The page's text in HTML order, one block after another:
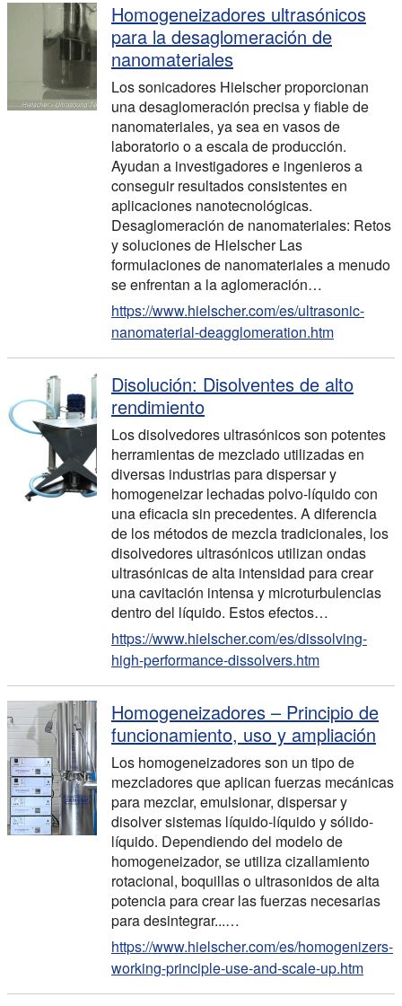
Homogeneizadores ultrasónicos
para la desaglomeración de
nanomateriales
Los sonicadores Hielscher proporcionan
una desaglomeración precisa y fiable de
nanomateriales, ya sea en vasos de
laboratorio o a escala de producción.
Ayudan a investigadores e ingenieros a
conseguir resultados consistentes en
aplicaciones nanotecnológicas.
Desaglomeración de nanomateriales: Retos
y soluciones de Hielscher Las
formulaciones de nanomateriales a menudo
se enfrentan a la aglomeración…
https://www.hielscher.com/es/ultrasonic-
nanomaterial-deagglomeration.htm
Disolución: Disolventes de alto
rendimiento
Los disolvedores ultrasónicos son potentes
herramientas de mezclado utilizadas en
diversas industrias para dispersar y
homogeneizar lechadas polvo-líquido con
una eficacia sin precedentes. A diferencia
de los métodos de mezcla tradicionales, los
disolvedores ultrasónicos utilizan ondas
ultrasónicas de alta intensidad para crear
una cavitación intensa y microturbulencias
dentro del líquido. Estos efectos…
https://www.hielscher.com/es/dissolving-
high-performance-dissolvers.htm
Homogeneizadores – Principio de
funcionamiento, uso y ampliación
Los homogeneizadores son un tipo de
mezcladores que aplican fuerzas mecánicas
para mezclar, emulsionar, dispersar y
disolver sistemas líquido-líquido y sólido-
líquido. Dependiendo del modelo de
homogeneizador, se utiliza cizallamiento
rotacional, boquillas o ultrasonidos de alta
potencia para crear las fuerzas necesarias
para desintegrar...…
https://www.hielscher.com/es/homogenizers-
working-principle-use-and-scale-up.htm